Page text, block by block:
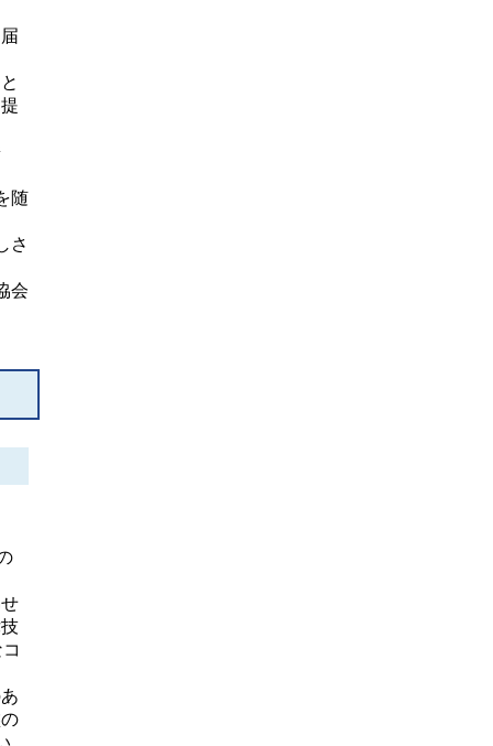
随
さ
会